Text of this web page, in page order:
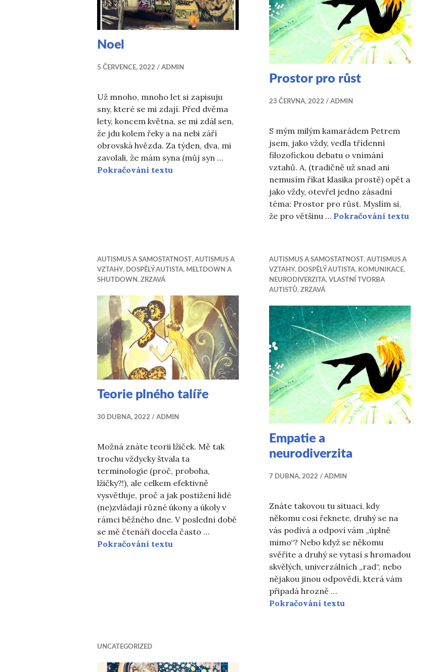
Noel
5 ČERVENCE, 2022 ADMIN
Už mnoho, mnoho let si zapisuju
sny, které se mi zdají. Před dvěma
lety, koncem května, se mi zdál sen,
že jdu kolem řeky a na nebi září
obrovská hvězda. Za týden, dva, mi
zavolali, že mám syna (můj syn …
Pokračování textu
Prostor pro růst
23 ČERVNA, 2022 ADMIN
S mým milým kamarádem Petrem
jsem, jako vždy, vedla třídenní
filozofickou debatu o vnímání
vztahů. A, (tradičně už snad ani
nemusím říkat klasika prostě) opět a
jako vždy, otevřel jedno zásadní
téma: Prostor pro růst. Myslím si,
že pro většinu … Pokračování textu
AUTISMUS A SAMOSTATNOST, AUTISMUS A
VZTAHY, DOSPĚLÝ AUTISTA, MELTDOWN A
SHUTDOWN , ZRZAVÁ
Teorie plného talíře
30 DUBNA, 2022 ADMIN
Možná znáte teorii lžiček. Mě tak
trochu vždycky štvala ta
terminologie (proč, proboha,
lžičky?!), ale celkem efektivně
vysvětluje, proč a jak postižení lidé
(ne)zvládají různé úkony a úkoly v
rámci běžného dne. V poslední době
se mě čtenáři docela často …
Pokračování textu
AUTISMUS A SAMOSTATNOST, AUTISMUS A
VZTAHY, DOSPĚLÝ AUTISTA, KOMUNIKACE,
NEURODIVERZITA, VLASTNÍ TVORBA
AUTISTŮ, ZRZAVÁ
Empatie a
neurodiverzita
7 DUBNA, 2022 ADMIN
Znáte takovou tu situaci, kdy
někomu cosi řeknete, druhý se na
vás podívá a odpoví vám „úplně
mimo“? Nebo když se někomu
svěříte a druhý se vytasí s hromadou
skvělých, univerzálních „rad“, nebo
nějakou jinou odpovědí, která vám
připadá hrozně …
Pokračování textu
UNCATEGORIZED